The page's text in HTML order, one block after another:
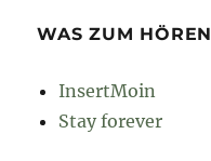
WAS ZUM HÖREN
InsertMoin
Stay forever